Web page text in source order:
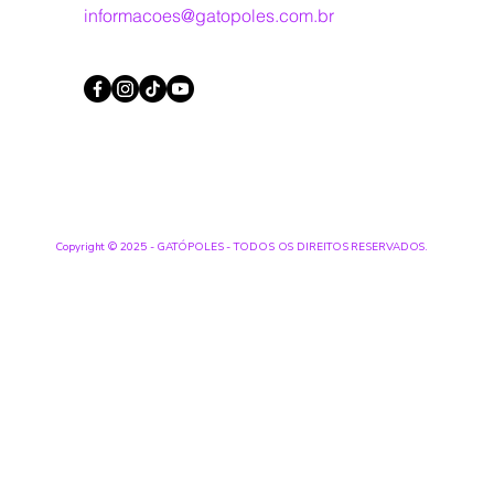
informacoes@gatopoles.com.br
Copyright © 2025 - GATÓPOLES - TODOS OS DIREITOS RESERVADOS.